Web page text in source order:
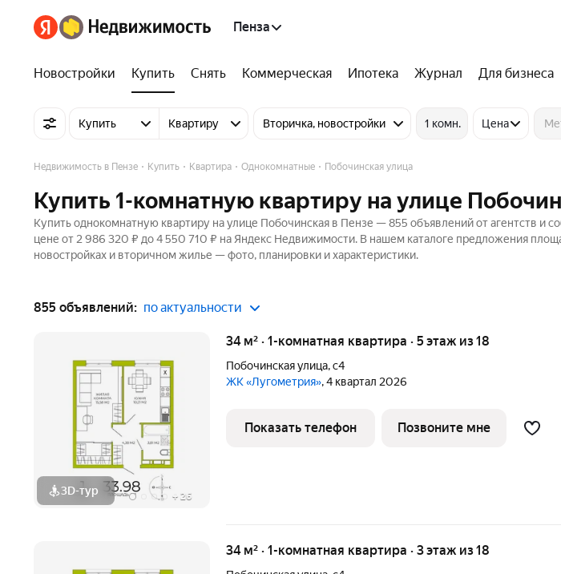
Пенза
Новостройки Купить Снять Коммерческая Ипотека Журнал Для бизнеса
Купить Квартиру Вторичка, новостройки 1 комн. Цена
Недвижимость в Пензе Купить Квартира Однокомнатные Побочинская улица
Купить 1-комнатную квартиру на улице
Купить однокомнатную квартиру на улице Побочинская в Пензе — 855 объявлений от агентств и
цене от 2 986 320 ₽ до 4 550 710 ₽ на Яндекс Недвижимости. В нашем каталоге предложения
новостройках и вторичном жилье — фото, планировки и характеристики.
855 объявлений: по актуальности
3D-тур + 26
34 м² · 1-комнатная квартира · 5 этаж из 18
Побочинская улица,с4
ЖК «Лугометрия», 4 квартал 2026
Показать телефон Позвоните мне
34 м² · 1-комнатная квартира · 3 этаж из 18